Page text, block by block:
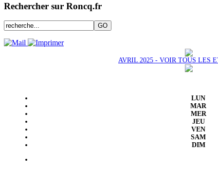
Rechercher sur Roncq.fr
AVRIL 2025 - VOIR TOUS LES
LUN
MAR
MER
JEU
VEN
SAM
DIM